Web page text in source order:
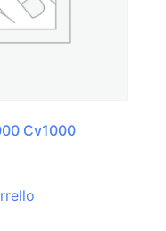
Cv1000